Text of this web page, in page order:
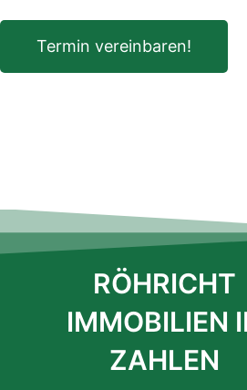
Termin vereinbaren!
RÖHRICHT
IMMOBILIEN
ZAHLEN